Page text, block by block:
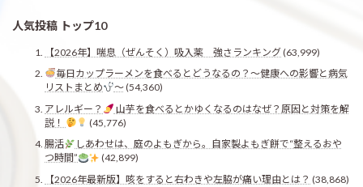
人気投稿 トップ10
【2026年】喘息（ぜんそく）吸入薬 強さランキング(63,999)
毎日カップラーメンを食べるとどうなるの？〜健康への影響と病気
リストまとめ
〜(54,360)
アレルギー？
山芋を食べるとかゆくなるのはなぜ？原因と対策を解
説！
(45,776)
腸活
しあわせは、庭のよもぎから。自家製よもぎ餅で“整えるおや
つ時間”
(42,899)
【2026年最新版】咳をすると右わきや左脇が痛い理由とは？ (38,868)